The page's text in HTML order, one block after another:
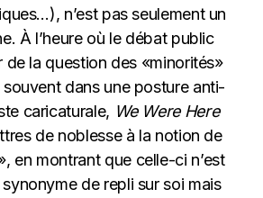
n’est pas seulement un
À l’heure où le débat public
de la question des «minorités»
souvent dans une posture anti-
caricaturale, We Were Here
de noblesse à la notion de
en montrant que celle-ci n’est
de repli sur soi mais